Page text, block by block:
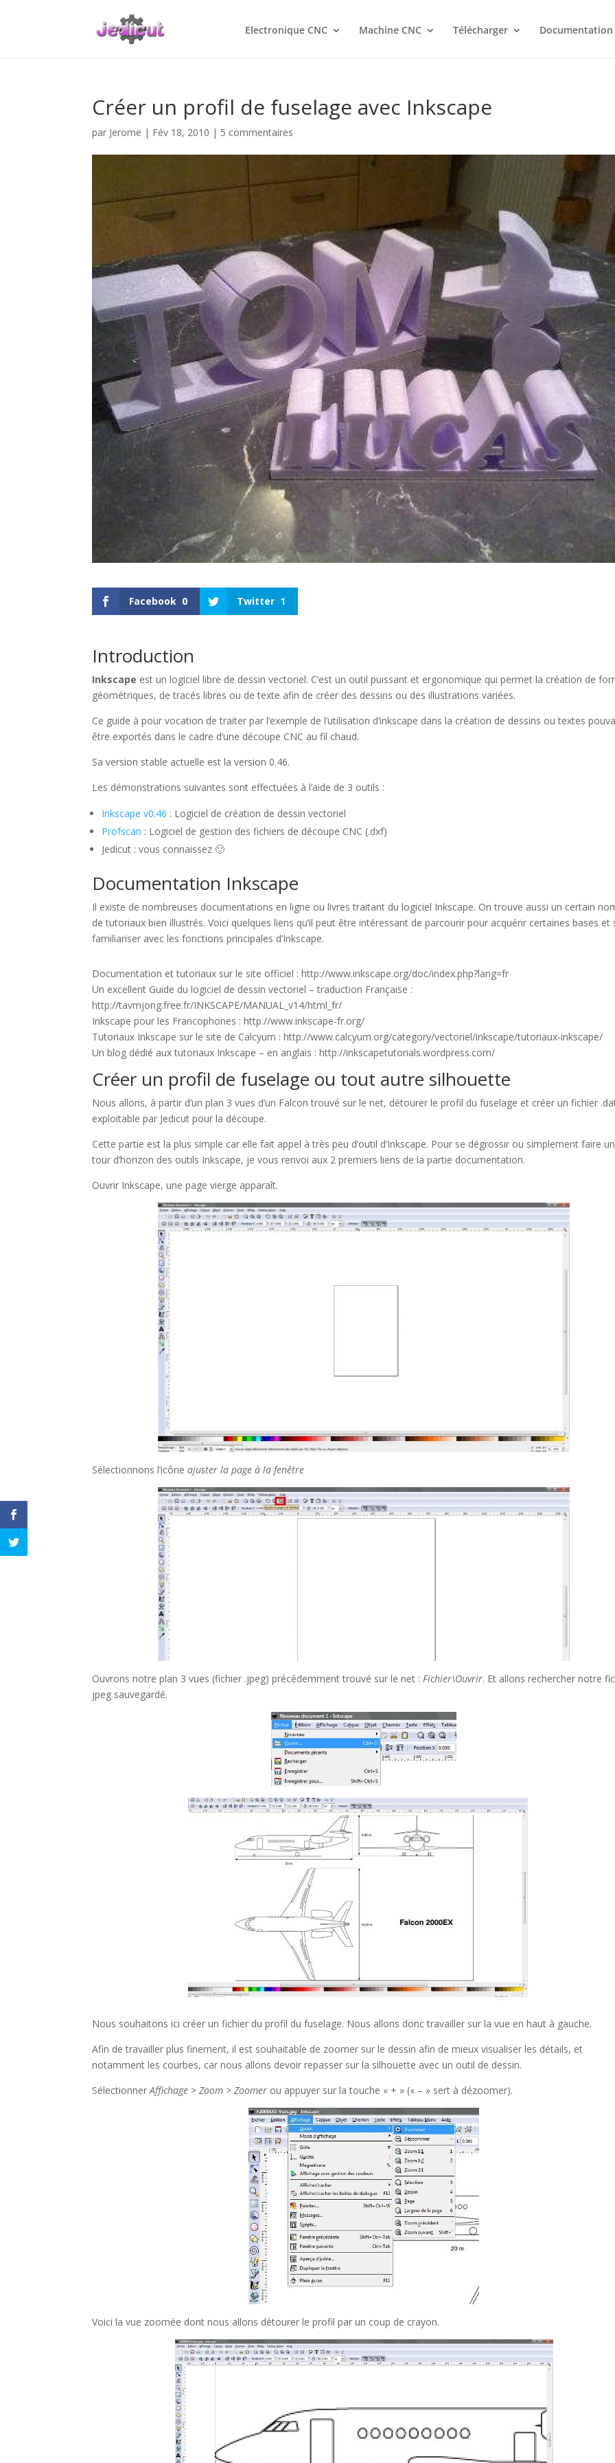
Electronique CNC Machine CNC Télécharger Documentation
Créer un profil de fuselage avec Inkscape
par Jerome | Fév 18, 2010 | 5 commentaires
Facebook 0 Twitter 1
Introduction
Inkscape est un logiciel libre de dessin vectoriel. C’est un outil puissant et ergonomique qui permet la création de
géométriques, de tracés libres ou de texte afin de créer des dessins ou des illustrations variées.
Ce guide à pour vocation de traiter par l’exemple de l’utilisation d’inkscape dans la création de dessins ou textes
être exportés dans le cadre d’une découpe CNC au fil chaud.
Sa version stable actuelle est la version 0.46.
Les démonstrations suivantes sont effectuées à l’aide de 3 outils :
Inkscape v0.46 : Logiciel de création de dessin vectoriel
Profscan : Logiciel de gestion des fichiers de découpe CNC (.dxf)
Jedicut : vous connaissez 🙂
Documentation Inkscape
Il existe de nombreuses documentations en ligne ou livres traitant du logiciel Inkscape. On trouve aussi un certain
de tutoriaux bien illustrés. Voici quelques liens qu’il peut être intéressant de parcourir pour acquérir certaines bases et
familiariser avec les fonctions principales d’Inkscape.
Documentation et tutoriaux sur le site officiel : http://www.inkscape.org/doc/index.php?lang=fr
Un excellent Guide du logiciel de dessin vectoriel – traduction Française :
http://tavmjong.free.fr/INKSCAPE/MANUAL_v14/html_fr/
Inkscape pour les Francophones : http://www.inkscape-fr.org/
Tutoriaux Inkscape sur le site de Calcyum : http://www.calcyum.org/category/vectoriel/inkscape/tutoriaux-inkscape/
Un blog dédié aux tutoriaux Inkscape – en anglais : http://inkscapetutorials.wordpress.com/
Créer un profil de fuselage ou tout autre silhouette
Nous allons, à partir d’un plan 3 vues d’un Falcon trouvé sur le net, détourer le profil du fuselage et créer un fichier
exploitable par Jedicut pour la découpe.
Cette partie est la plus simple car elle fait appel à très peu d’outil d’Inkscape. Pour se dégrossir ou simplement faire un
tour d’horizon des outils Inkscape, je vous renvoi aux 2 premiers liens de la partie documentation.
Ouvrir Inkscape, une page vierge apparaît.
Sélectionnons l’icôneajuster la page à la fenêtre
Ouvrons notre plan 3 vues (fichier .jpeg) précédemment trouvé sur le net : Fichier\Ouvrir. Et allons rechercher notre
jpeg sauvegardé.
Nous souhaitons ici créer un fichier du profil du fuselage. Nous allons donc travailler sur la vue en haut à gauche.
Afin de travailler plus finement, il est souhaitable de zoomer sur le dessin afin de mieux visualiser les détails, et
notamment les courbes, car nous allons devoir repasser sur la silhouette avec un outil de dessin.
SélectionnerAffichage > Zoom > Zoomer ou appuyer sur la touche « + » (« – » sert à dézoomer).
Voici la vue zoomée dont nous allons détourer le profil par un coup de crayon.